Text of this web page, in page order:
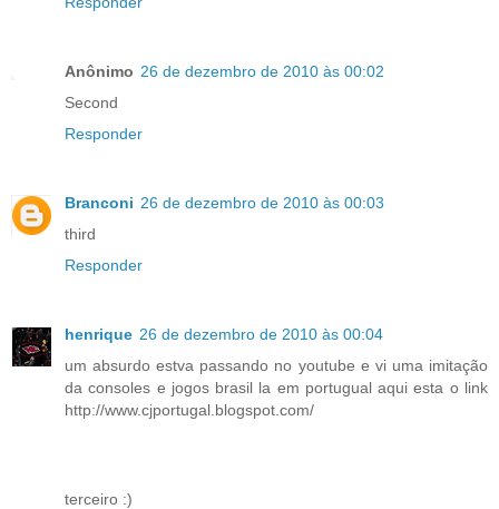
Anônimo 26 de dezembro de 2010 às 00:02
Second
Responder
Branconi 26 de dezembro de 2010 às 00:03
third
Responder
henrique 26 de dezembro de 2010 às 00:04
um absurdo estva passando no youtube e vi uma imitação
da consoles e jogos brasil la em portugual aqui esta o link
http://www.cjportugal.blogspot.com/
terceiro :)